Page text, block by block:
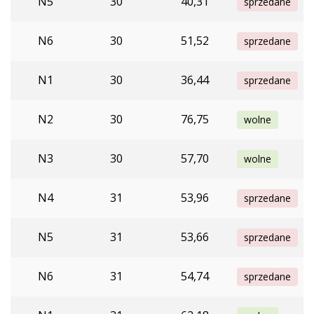
N6 30 51,52 sprzedane
N1 30 36,44 sprzedane
N2 30 76,75 wolne
N3 30 57,70 wolne
N4 31 53,96 sprzedane
N5 31 53,66 sprzedane
N6 31 54,74 sprzedane